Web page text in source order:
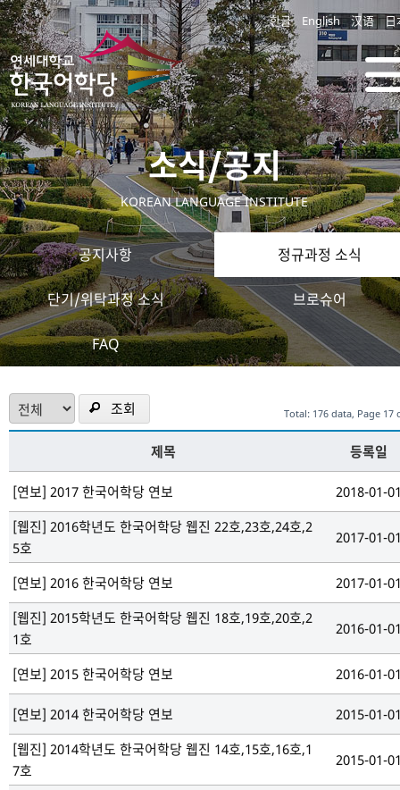
한글 English 汉语 日
소식/공지
KOREAN LANGUAGE INSTITUTE
공지사항 정규과정 소식
단기/위탁과정 소식 브로슈어
FAQ
조회 Total: 176 data, Page 17
제목 등록일
[연보] 2017 한국어학당 연보
2018-01-
[웹진] 2016학년도 한국어학당 웹진 22호,23호,24호,2
5호
2017-01-
[연보] 2016 한국어학당 연보
2017-01-
[웹진] 2015학년도 한국어학당 웹진 18호,19호,20호,2
1호
2016-01-
[연보] 2015 한국어학당 연보 2016-01-
[연보] 2014 한국어학당 연보
2015-01-
[웹진] 2014학년도 한국어학당 웹진 14호,15호,16호,1
7호
2015-01-